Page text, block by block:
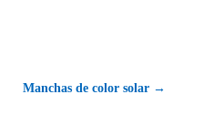
Manchas de color solar →